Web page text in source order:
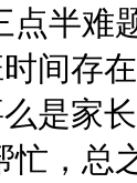
半难题
间存
是家
忙，总